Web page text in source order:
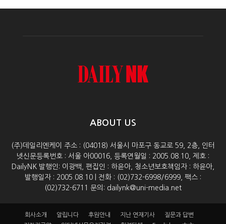
ABOUT US
(주)데일리엔케이 주소 : (04018) 서울시 마포구 동교로 59, 2층, 인터
넷신문등록번호 : 서울 아00016, 등록연월일 : 2005.08.10, 제호 :
DailyNK 발행인: 이광백, 편집인 : 하윤아, 청소년보호책임자 : 하윤아,
발행일자 : 2005.08.10 | 전화 : (02)732-6998/6999, 팩스 :
(02)732-6711 문의: dailynk@uni-media.net
회사소개 알립니다 후원안내 지난 연재기사
질문과 답변